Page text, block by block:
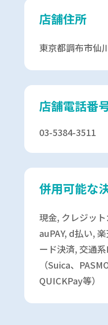
店舗住所
東京都調布市仙
店舗電話番
03-5384-3511
併用可能な
現金, クレジッ
auPAY, d払い,
ード決済, 交通
（Suica、
QUICKPay等）